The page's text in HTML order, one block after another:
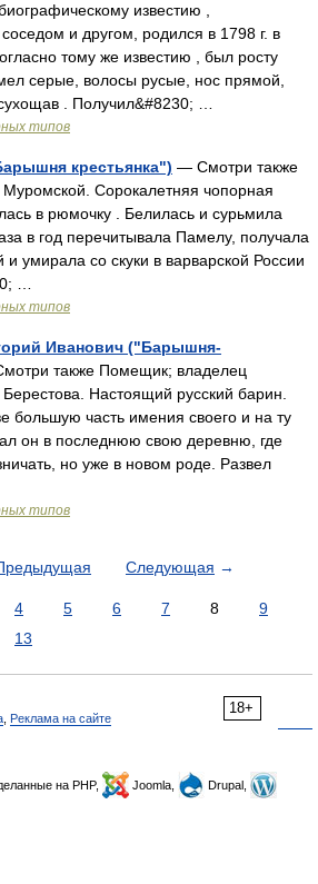
известию ,
и другом, родился в 1798 г. в
тому же известию , был росту
серые, волосы русые, нос прямой,
. Получил&#8230; …
типов
крестьянка") — Смотри также
Муромской. Сорокалетняя чопорная
в рюмочку . Белилась и сурьмила
в год перечитывала Памелу, получала
и умирала со скуки в варварской России
…
типов
Иванович ("Барышня-
также Помещик; владелец
Настоящий русский барин.
большую часть имения своего и на ту
он в последнюю свою деревню, где
но уже в новом роде. Развел
типов
Следующая →
4 5 6 7 8
9
13
18+
Реклама на сайте
на PHP, Joomla,
Drupal,